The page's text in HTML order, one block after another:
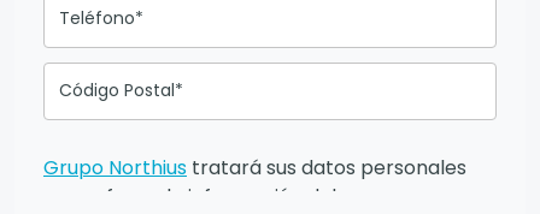
Teléfono*
Código Postal*
Grupo Northius tratará sus datos personales
para ofrecerle información del